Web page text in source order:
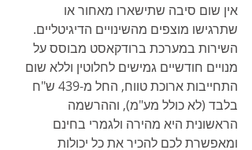
אין שום סיבה שתישארו מאחור או
שתרגישו מוצפים מהשינויים הדיגיטליים.
השירות במערכת ברודקאסט מבוסס על
מנויים חודשיים גמישים לחלוטין וללא שום
התחייבות ארוכת טווח, החל מ-439 ש"ח
בלבד (לא כולל מע"מ), וההרשמה
הראשונית היא מהירה ולגמרי בחינם
ומאפשרת לכם להכיר את כל יכולות